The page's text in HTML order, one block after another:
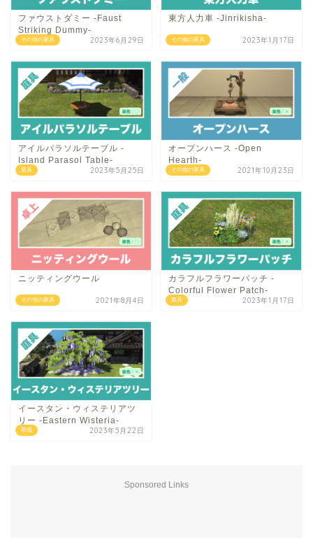
その他の家具
ファウストダミー -Faust
Striking Dummy-
2023年6月29日 その他の家具
東方人力車 -Jinrikisha-
2023年1月17日
庭具
アイルパラソルテーブル -
Island Parasol Table-
2023年5月25日 その他の家具
オープンハース -Open
Hearth-
2021年10月23日
その他の家具
ニッティングウール
2021年8月4日 庭具
カラフルフラワーパッチ -
Colorful Flower Patch-
2023年1月17日
和風
イースタン・ウィステリアツ
リー -Eastern Wisteria-
2023年5月22日
Sponsored Links